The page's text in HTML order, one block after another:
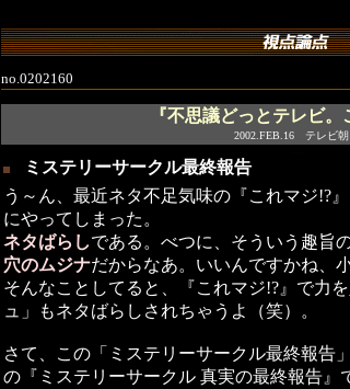
no.0202160
『不思議どっとテレビ。
2002.FEB.16 テレビ朝
ミステリーサークル最終報告
う～ん、最近ネタ不足気味の『これマジ!?
にやってしまった。
ネタばらしである。べつに、そういう趣旨
穴のムジナだからなあ。いいんですかね、
そんなことしてると、『これマジ!?』で力
ュ」もネタばらしされちゃうよ（笑）。
さて、この「ミステリーサークル最終報告
の『ミステリーサークル 真実の最終報告』